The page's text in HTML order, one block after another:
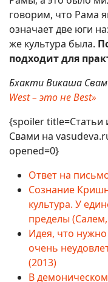
говорим, что Рама
означает две юги
же культура была.
подходит для
Бхакти Викаша
West – это не Best»
{spoiler
Свами на
opened=0}
Ответ на
Сознание
культура. У
пределы
Идея, что
очень
(2013)
В